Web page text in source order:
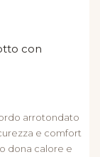
con
arrotondato
e comfort
dona calore e